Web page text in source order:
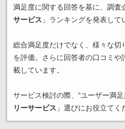
満足度に関する回答を基に、調査
サービス 」ランキングを発表して
総合満足度だけでなく、様々な切
を評価。さらに回答者の口コミ
載しています。
サービス検討の際、“ユーザー満
リーサービス 」選びにお役立てく